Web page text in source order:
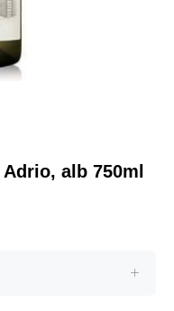
alb 750ml